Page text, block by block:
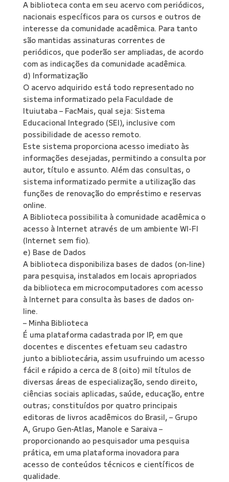
A biblioteca conta em seu acervo com periódicos,
nacionais específicos para os cursos e outros de
interesse da comunidade acadêmica. Para tanto
são mantidas assinaturas correntes de
periódicos, que poderão ser ampliadas, de acordo
com as indicações da comunidade acadêmica.
d) Informatização
O acervo adquirido está todo representado no
sistema informatizado pela Faculdade de
Ituiutaba – FacMais, qual seja: Sistema
Educacional Integrado (SEI), inclusive com
possibilidade de acesso remoto.
Este sistema proporciona acesso imediato às
informações desejadas, permitindo a consulta por
autor, título e assunto. Além das consultas, o
sistema informatizado permite a utilização das
funções de renovação do empréstimo e reservas
online.
A Biblioteca possibilita à comunidade acadêmica o
acesso à Internet através de um ambiente WI-FI
(Internet sem fio).
e) Base de Dados
A biblioteca disponibiliza bases de dados (on-line)
para pesquisa, instalados em locais apropriados
da biblioteca em microcomputadores com acesso
à Internet para consulta às bases de dados on-
line.
– Minha Biblioteca
É uma plataforma cadastrada por IP, em que
docentes e discentes efetuam seu cadastro
junto a bibliotecária, assim usufruindo um acesso
fácil e rápido a cerca de 8 (oito) mil títulos de
diversas áreas de especialização, sendo direito,
ciências sociais aplicadas, saúde, educação, entre
outras; constituídos por quatro principais
editoras de livros acadêmicos do Brasil, – Grupo
A, Grupo Gen-Atlas, Manole e Saraiva –
proporcionando ao pesquisador uma pesquisa
prática, em uma plataforma inovadora para
acesso de conteúdos técnicos e científicos de
qualidade.